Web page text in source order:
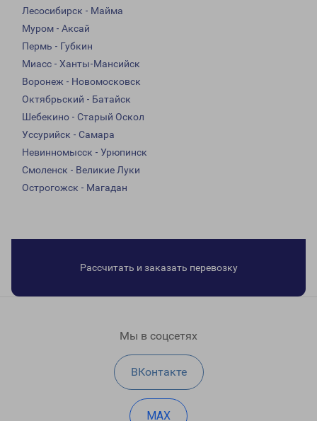
Лесосибирск - Майма
Муром - Аксай
Пермь - Губкин
Миасс - Ханты-Мансийск
Воронеж - Новомосковск
Октябрьский - Батайск
Шебекино - Старый Оскол
Уссурийск - Самара
Невинномысск - Урюпинск
Смоленск - Великие Луки
Острогожск - Магадан
Рассчитать и заказать перевозку
Мы в соцсетях
ВКонтакте
MAX